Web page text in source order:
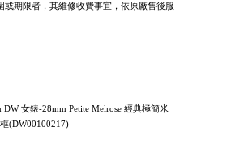
或期限者，其維修收費事宜，依原廠售後服
DW 女錶-28mm Petite Melrose 經典極簡米
(DW00100217)